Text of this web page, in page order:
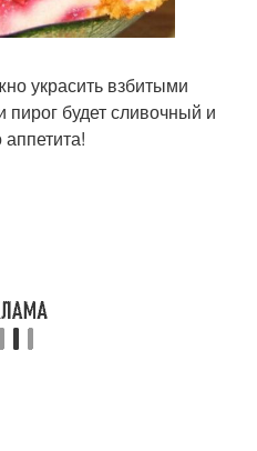
украсить взбитыми
пирог будет сливочный и